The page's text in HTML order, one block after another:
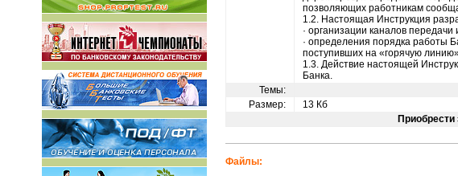
позволяющих работникам
1.2. Настоящая Инструкция
· организации каналов
· определения порядка работы
поступивших на «горячую
1.3. Действие настоящей
Банка.
Темы:
Размер:
13 Кб
Файлы: